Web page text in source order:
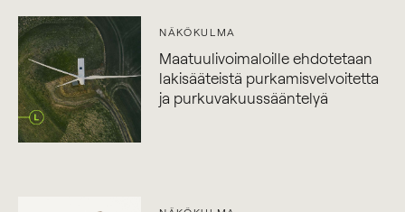
NÄKÖKULMA
Maatuulivoimaloille ehdotetaan
lakisääteistä purkamisvelvoitetta
ja purkuvakuussääntelyä